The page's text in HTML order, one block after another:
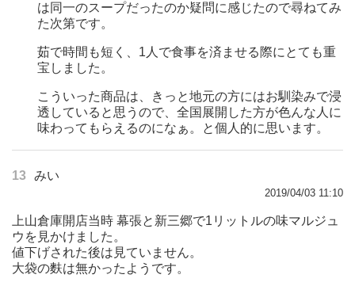
は同一のスープだったのか疑問に感じたので尋ねてみ
た次第です。
茹で時間も短く、1人で食事を済ませる際にとても重
宝しました。
こういった商品は、きっと地元の方にはお馴染みで浸
透していると思うので、全国展開した方が色んな人に
味わってもらえるのになぁ。と個人的に思います。
13 みい
2019/04/03 11:10
上山倉庫開店当時 幕張と新三郷で1リットルの味マルジュ
ウを見かけました。
値下げされた後は見ていません。
大袋の麩は無かったようです。